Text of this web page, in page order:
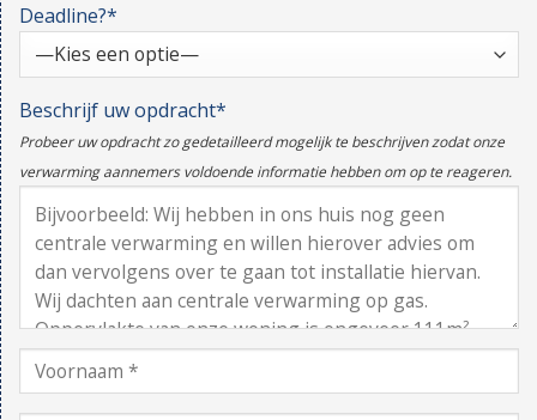
Deadline?*
Beschrijf uw opdracht*
Probeer uw opdracht zo gedetailleerd mogelijk te beschrijven zodat onze
verwarming aannemers voldoende informatie hebben om op te reageren.